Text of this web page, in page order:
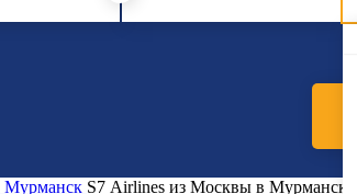
Мурманск S7 Airlines из Москвы в Мурманск